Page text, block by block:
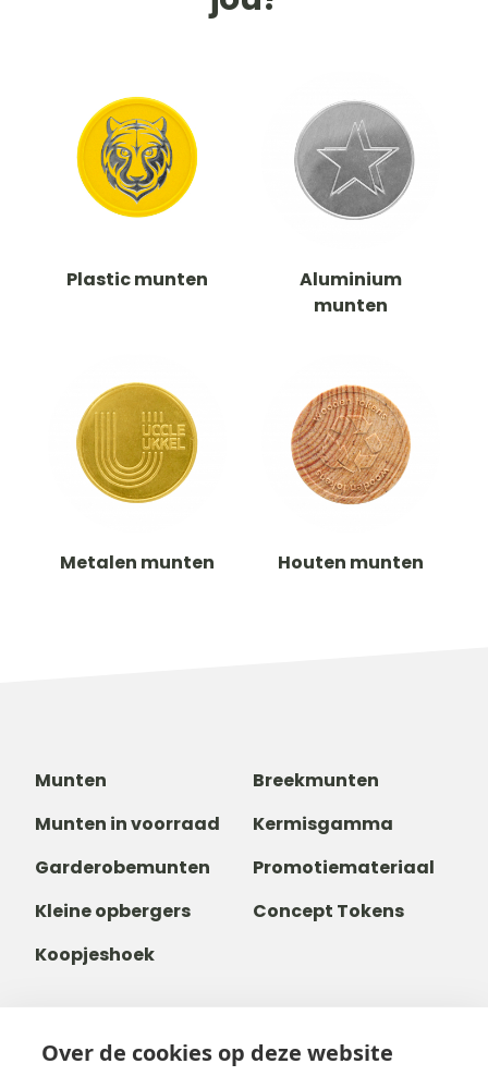
Over de cookies op deze website
Plastic munten
Aluminium
munten
Metalen munten Houten munten
Munten
Breekmunten
Munten in voorraad
Kermisgamma
Garderobemunten
Promotiemateriaal
Kleine opbergers
Concept Tokens
Koopjeshoek
+31 40 80 800 68